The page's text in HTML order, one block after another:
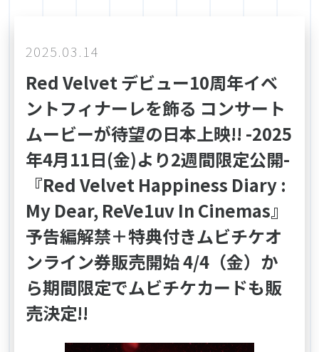
2025.03.14
Red Velvet デビュー10周年イベ
ントフィナーレを飾る コンサート
ムービーが待望の日本上映!! -2025
年4月11日(金)より2週間限定公開-
『Red Velvet Happiness Diary :
My Dear, ReVe1uv In Cinemas』
予告編解禁＋特典付きムビチケオ
ンライン券販売開始 4/4（金）か
ら期間限定でムビチケカードも販
売決定!!